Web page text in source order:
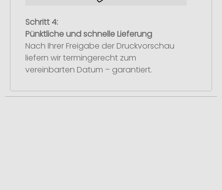
Schritt 4:
Pünktliche und schnelle Lieferung
Nach Ihrer Freigabe der Druckvorschau
liefern wir termingerecht zum
vereinbarten Datum – garantiert.